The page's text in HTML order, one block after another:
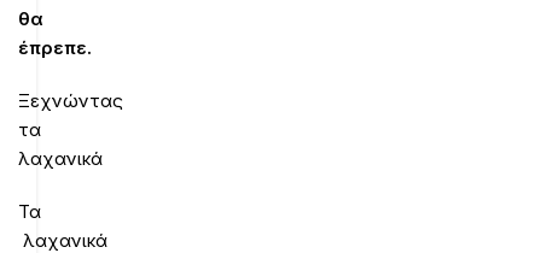
θα
έπρεπε.
Ξεχνώντας
τα
λαχανικά
Τα
λαχανικά